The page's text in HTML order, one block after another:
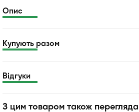
Опис
Купують разом
Відгуки
З цим товаром також